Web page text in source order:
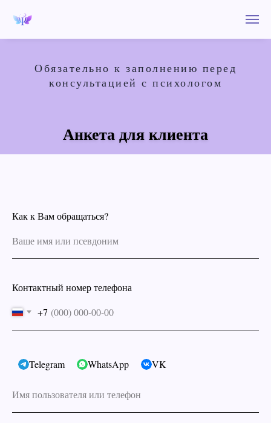
Обязательно к заполнению перед
консультацией с психологом
Анкета для клиента
Как к Вам обращаться?
Контактный номер телефона
+7
Telegram WhatsApp VK